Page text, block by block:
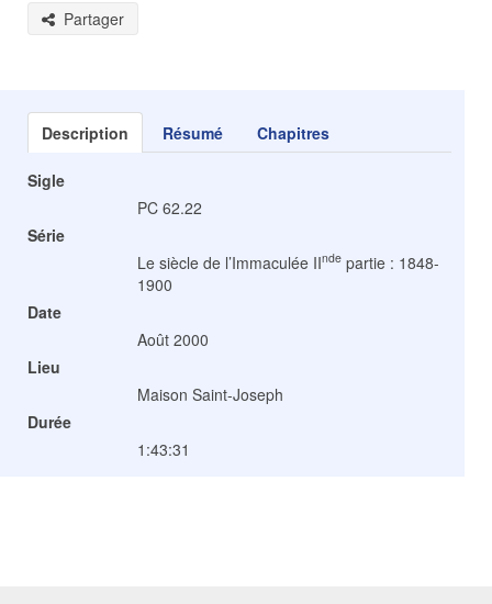
Partager
Description Résumé Chapitres
Sigle
PC 62.22
Série
Le siècle de l’Immaculée IInde partie : 1848-
1900
Date
Août 2000
Lieu
Maison Saint-Joseph
Durée
1:43:31